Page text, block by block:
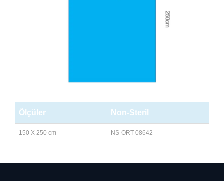
Ölçüler Non-Steril
150 X 250 cm NS-ORT-08642